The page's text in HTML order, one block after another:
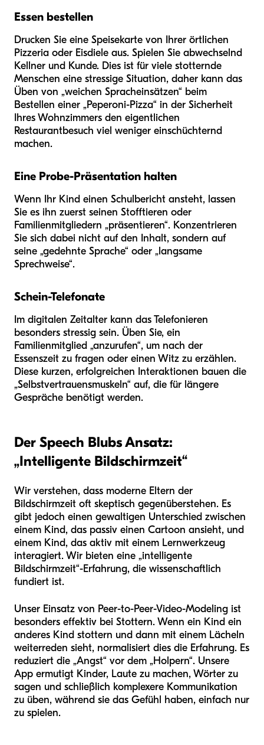
Essen bestellen
Drucken Sie eine Speisekarte von Ihrer örtlichen
Pizzeria oder Eisdiele aus. Spielen Sie abwechselnd
Kellner und Kunde. Dies ist für viele stotternde
Menschen eine stressige Situation, daher kann das
Üben von „weichen Spracheinsätzen“ beim
Bestellen einer „Peperoni-Pizza“ in der Sicherheit
Ihres Wohnzimmers den eigentlichen
Restaurantbesuch viel weniger einschüchternd
machen.
Eine Probe-Präsentation halten
Wenn Ihr Kind einen Schulbericht ansteht, lassen
Sie es ihn zuerst seinen Stofftieren oder
Familienmitgliedern „präsentieren“. Konzentrieren
Sie sich dabei nicht auf den Inhalt, sondern auf
seine „gedehnte Sprache“ oder „langsame
Sprechweise“.
Schein-Telefonate
Im digitalen Zeitalter kann das Telefonieren
besonders stressig sein. Üben Sie, ein
Familienmitglied „anzurufen“, um nach der
Essenszeit zu fragen oder einen Witz zu erzählen.
Diese kurzen, erfolgreichen Interaktionen bauen die
„Selbstvertrauensmuskeln“ auf, die für längere
Gespräche benötigt werden.
Der Speech Blubs Ansatz:
„Intelligente Bildschirmzeit“
Wir verstehen, dass moderne Eltern der
Bildschirmzeit oft skeptisch gegenüberstehen. Es
gibt jedoch einen gewaltigen Unterschied zwischen
einem Kind, das passiv einen Cartoon ansieht, und
einem Kind, das aktiv mit einem Lernwerkzeug
interagiert. Wir bieten eine „intelligente
Bildschirmzeit“-Erfahrung, die wissenschaftlich
fundiert ist.
Unser Einsatz von Peer-to-Peer-Video-Modeling ist
besonders effektiv bei Stottern. Wenn ein Kind ein
anderes Kind stottern und dann mit einem Lächeln
weiterreden sieht, normalisiert dies die Erfahrung. Es
reduziert die „Angst“ vor dem „Holpern“. Unsere
App ermutigt Kinder, Laute zu machen, Wörter zu
sagen und schließlich komplexere Kommunikation
zu üben, während sie das Gefühl haben, einfach nur
zu spielen.